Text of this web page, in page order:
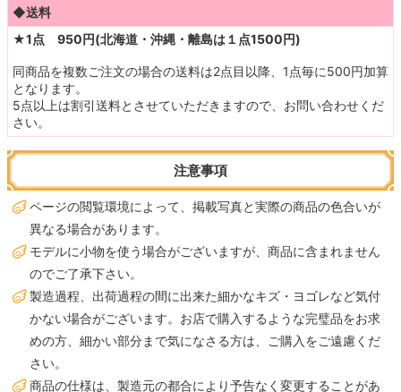
◆送料
★1点 950円(北海道・沖縄・離島は１点1500円)
同商品を複数ご注文の場合の送料は2点目以降、1点毎に500円加算
となります。
5点以上は割引送料とさせていただきますので、お問い合わせくだ
さい。
注意事項
ページの閲覧環境によって、掲載写真と実際の商品の色合いが
異なる場合があります。
モデルに小物を使う場合がございますが、商品に含まれません
のでご了承下さい。
製造過程、出荷過程の間に出来た細かなキズ・ヨゴレなど気付
かない場合がございます。お店で購入するような完璧品をお求
めの方、細かい部分まで気になさる方は、ご購入をご遠慮くだ
さい。
商品の仕様は、製造元の都合により予告なく変更することがあ